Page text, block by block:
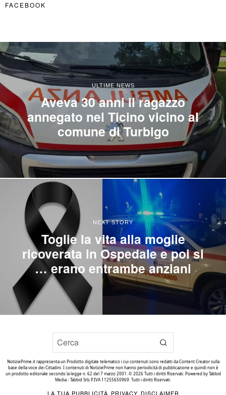
FACEBOOK
ULTIME NEWS
Aveva 30 anni il ragazzo
annegato nel Ticino vicino al
comune di Turbigo
NEXT STORY
Toglie la vita alla moglie
ricoverata in Ospedale e poi si
… erano entrambe anziani
NotiziePrime.it rappresenta un Prodotto digitale telematico i cui contenuti sono redatti da Content Creator sulla
base della voce dei Cittadini. I contenuti di NotiziePrime non hanno periodicità di pubblicazione e quindi non è
un prodotto editoriale secondo la legge n. 62 del 7 marzo 2001. ©2026Tutti i diritti Riservati. Powered byTabbid
Media - Tabbid Srls P.IVA 11255650969. Tutti i diritti Riservati
LA TUA PUBBLICITÀ PRIVACY DISCLAIMER